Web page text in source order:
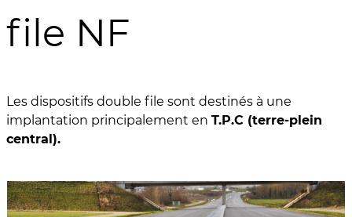
file NF
Les dispositifs double file sont destinés à une
implantation principalement en T.P.C (terre-plein
central).